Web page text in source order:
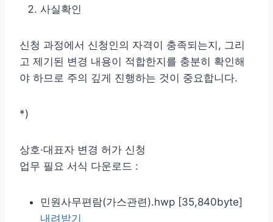
사실확인
신청 과정에서 신청인의 자격이 충족되는지, 그리
고 제기된 변경 내용이 적합한지를 충분히 확인해
야 하므로 주의 깊게 진행하는 것이 중요합니다.
*)
상호·대표자 변경 허가 신청
업무 필요 서식 다운로드 :
민원사무편람(가스관련).hwp [35,840byte]
내려받기